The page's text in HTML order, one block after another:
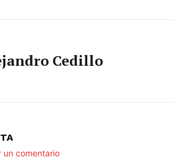
Cedillo
un comentario